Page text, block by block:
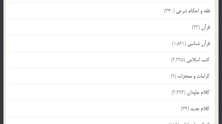
فقه و احکام شرعی (340)
قرآن(23)
قرآن شناسی (1,861)
کتب اسلامی (2,295)
کرامات و معجزات (9)
کلام جاودان(2,293)
کلام جدید(34)